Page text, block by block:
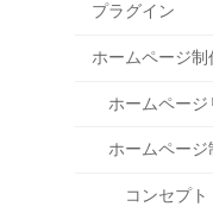
プラグイン
ホームページ制
ホームペー
ホームページ
コンセプト